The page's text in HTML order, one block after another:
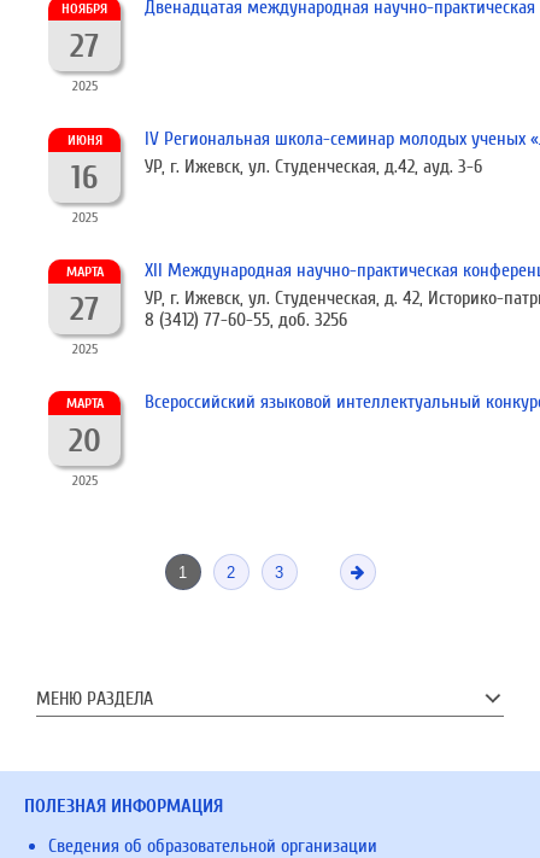
НОЯБРЯ
27
2025
Двенадцатая международная научно-
ИЮНЯ
16
2025
IV Региональная школа-семинар молодых ученых
УР, г. Ижевск, ул. Студенческая, д.42, ауд. 3-6
МАРТА
27
2025
XII Международная научно-практическая
УР, г. Ижевск, ул. Студенческая, д. 42, Историко-
8 (3412) 77-60-55, доб. 3256
МАРТА
20
2025
Всероссийский языковой интеллектуальный
1 2 3
МЕНЮ РАЗДЕЛА
ПОЛЕЗНАЯ ИНФОРМАЦИЯ
Сведения об образовательной организации